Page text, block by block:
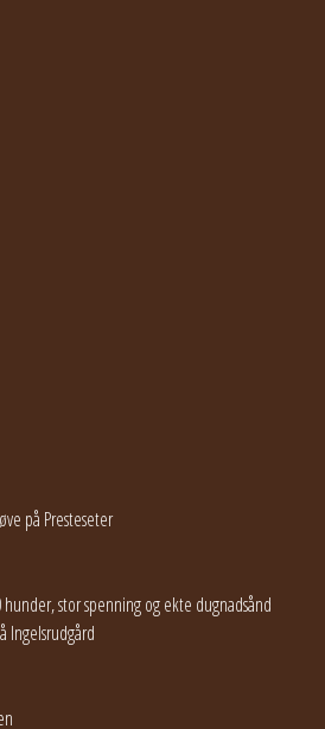
på Presteseter
stor spenning og ekte dugnadsånd
Ingelsrudgård